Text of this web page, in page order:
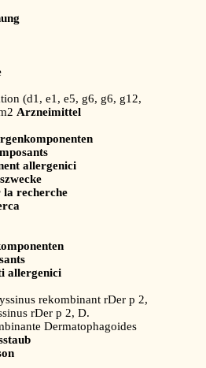
(d1, e1, e5, g6, g6, g12,
Arzneimittel
allergenici
la recherche
allergenici
rekombinant rDer p 2,
rDer p 2, D.
Dermatophagoides